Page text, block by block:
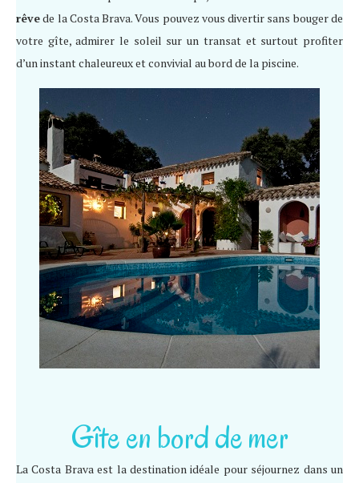
rêvede la Costa Brava. Vous pouvez vous divertir sans bouger de
votre gîte, admirer le soleil sur un transat et surtout profiter
d’un instant chaleureux et convivial au bord de la piscine.
Gîte en bord de mer
La Costa Brava est la destination idéale pour séjournez dans un